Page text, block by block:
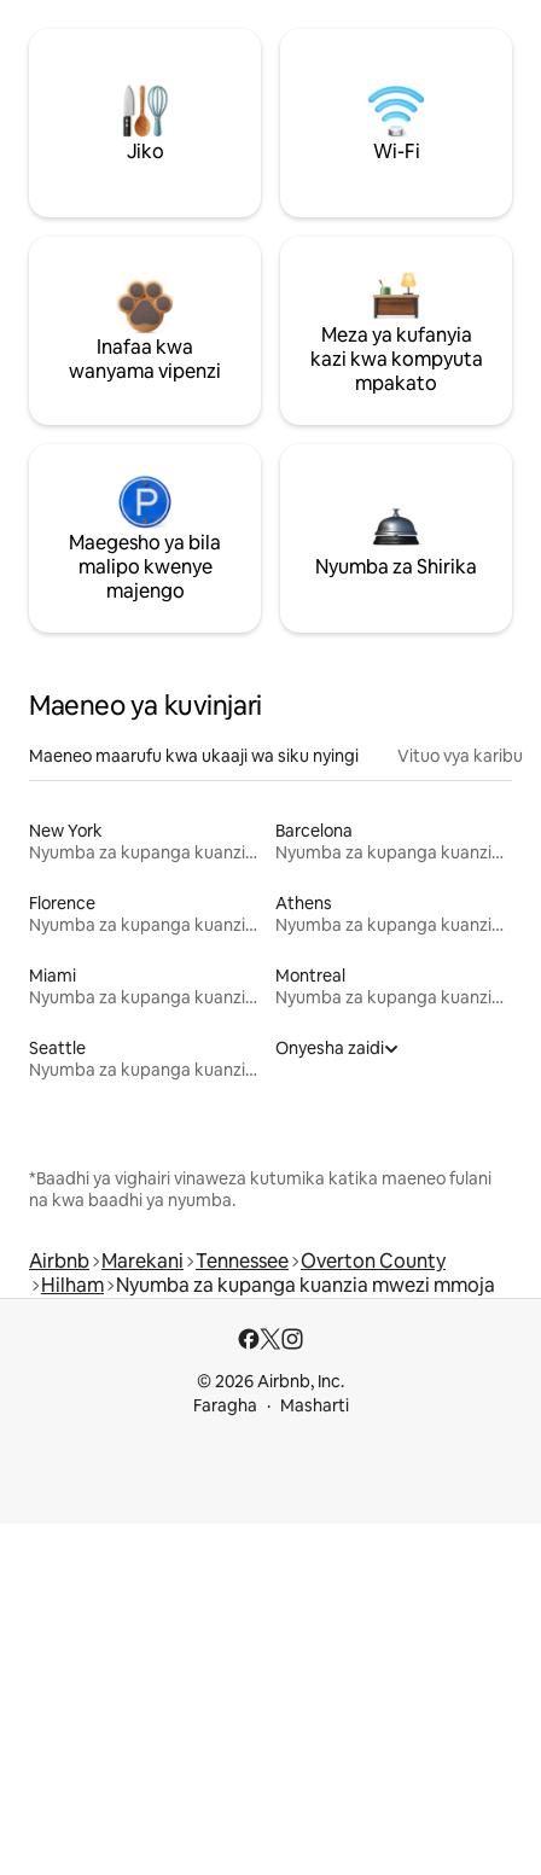
Jiko Wi-Fi
Inafaa kwa
wanyama vipenzi
Meza ya kufanyia
kazi kwa kompyuta
mpakato
Maegesho ya bila
malipo kwenye
majengo
Nyumba za Shirika
Maeneo ya kuvinjari
Maeneo maarufu kwa ukaaji wa siku nyingi Vituo vya karibu
New York
Nyumba za kupanga kuanzia mwezi mmoja
Barcelona
Nyumba za kupanga kuanzia mwezi mmoja
Florence
Nyumba za kupanga kuanzia mwezi mmoja
Athens
Nyumba za kupanga kuanzia mwezi mmoja
Miami
Nyumba za kupanga kuanzia mwezi mmoja
Montreal
Nyumba za kupanga kuanzia mwezi mmoja
Seattle
Nyumba za kupanga kuanzia mwezi mmoja
Onyesha zaidi
*Baadhi ya vighairi vinaweza kutumika katika maeneo fulani
na kwa baadhi ya nyumba.
Airbnb Marekani Tennessee Overton County
Hilham Nyumba za kupanga kuanzia mwezi mmoja
© 2026 Airbnb, Inc.
Faragha
Masharti